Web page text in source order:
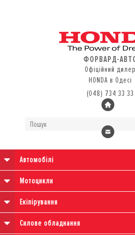
ФОРВАРД-
Офіційний дилер
HONDA в Одесі
(048) 734 33 33
Автомобілі
Мотоцикли
Екіпірування
Силове обладнання